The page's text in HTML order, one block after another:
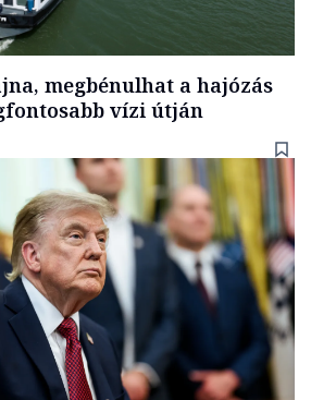
megbénulhat a hajózás
vízi útján